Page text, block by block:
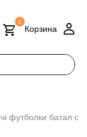
0
Корзина
футболки батал